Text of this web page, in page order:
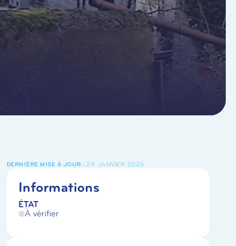
29 JANVIER 2026
Informations
ÉTAT
À vérifier